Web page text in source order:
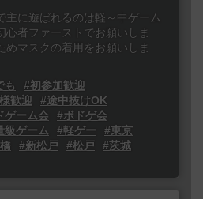
に遊ばれるのは軽～中ゲーム
者ファーストでお願いしま
マスクの着用をお願いしま
も
#初参加歓迎
歓迎
#途中抜けOK
ゲーム会
#ボドゲ会
級ゲーム #軽ゲー
#東京
#新松戸 #松戸
#茨城